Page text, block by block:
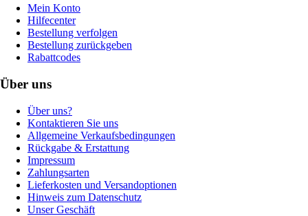
Mein Konto
Hilfecenter
Bestellung verfolgen
Bestellung zurückgeben
Rabattcodes
Über uns
Über uns?
Kontaktieren Sie uns
Allgemeine Verkaufsbedingungen
Rückgabe & Erstattung
Impressum
Zahlungsarten
Lieferkosten und Versandoptionen
Hinweis zum Datenschutz
Unser Geschäft